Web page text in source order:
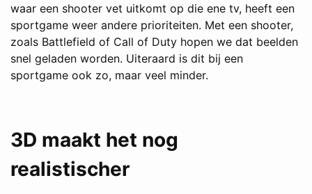
waar een shooter vet uitkomt op die ene tv, heeft een
sportgame weer andere prioriteiten. Met een shooter,
zoals Battlefield of Call of Duty hopen we dat beelden
snel geladen worden. Uiteraard is dit bij een
sportgame ook zo, maar veel minder.
3D maakt het nog
realistischer